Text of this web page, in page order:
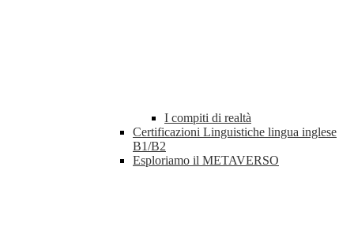
I compiti di realtà
Certificazioni Linguistiche lingua inglese
B1/B2
Esploriamo il METAVERSO